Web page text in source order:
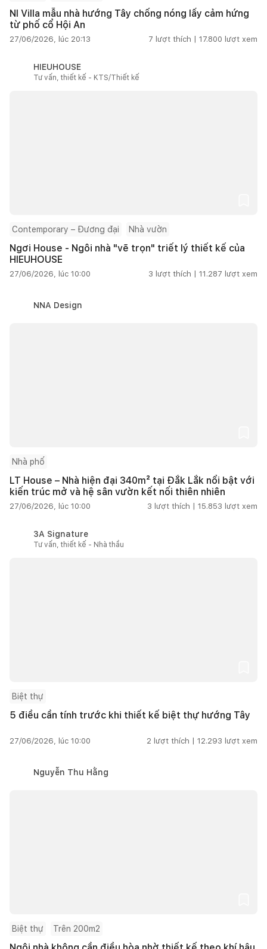
NI Villa mẫu nhà hướng Tây chống nóng lấy cảm hứng
từ phố cổ Hội An
27/06/2026, lúc 20:13 7 lượt thích | 17.800 lượt xem
HIEUHOUSE
Tư vấn, thiết kế - KTS/Thiết kế
Contemporary – Đương đại Nhà vườn
Ngơi House - Ngôi nhà "vẽ trọn" triết lý thiết kế của
HIEUHOUSE
27/06/2026, lúc 10:00 3 lượt thích | 11.287 lượt xem
NNA Design
Nhà phố
LT House – Nhà hiện đại 340m² tại Đắk Lắk nổi bật với
kiến trúc mở và hệ sân vườn kết nối thiên nhiên
27/06/2026, lúc 10:00 3 lượt thích | 15.853 lượt xem
3A Signature
Tư vấn, thiết kế - Nhà thầu
Biệt thự
5 điều cần tính trước khi thiết kế biệt thự hướng Tây
27/06/2026, lúc 10:00 2 lượt thích | 12.293 lượt xem
Nguyễn Thu Hằng
Biệt thự Trên 200m2